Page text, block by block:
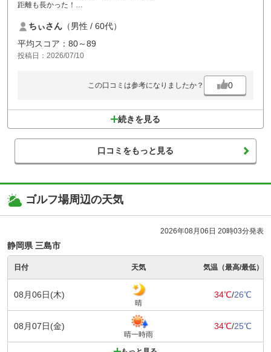
距離も長かった！
ロッカーに長椅子ないし…
ちぃさん （男性 / 60代）
平均スコア：80～89
投稿日：2026/07/10
この口コミは参考になりましたか？ 0
続きを見る
口コミをもっと見る
ゴルフ場周辺の天気
2026年08月06日 20時03分発表
静岡県 三島市
日付 天気 気温（最高/最低）
08月06日(木)
晴
34℃/26℃
08月07日(金)
晴一時雨
34℃/25℃